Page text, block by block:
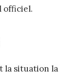
officiel.
la situation la